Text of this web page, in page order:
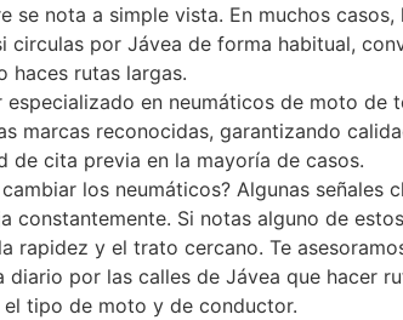
se nota a simple vista. En muchos
circulas por Jávea de forma habitual,
haces rutas largas.
en neumáticos de moto de
marcas reconocidas, garantizando
de cita previa en la mayoría de casos.
los neumáticos? Algunas
constantemente. Si notas alguno de
rapidez y el trato cercano. Te
por las calles de Jávea que hacer
tipo de moto y de conductor.